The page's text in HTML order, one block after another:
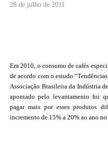
28 de julho de 2011
Em 2010, o consumo de cafés
de acordo com o estudo
Associação Brasileira da Indústria
apontado pelo levantamento foi
pagar mais por esses produtos
incremento de 15% a 20% ao ano